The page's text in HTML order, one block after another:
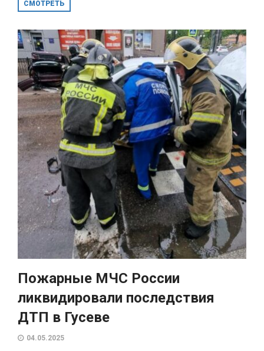
СМОТРЕТЬ
Пожарные МЧС России
ликвидировали последствия
ДТП в Гусеве
04.05.2025